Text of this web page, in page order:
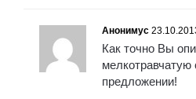
Анонимус
Как точно Вы
предложении!